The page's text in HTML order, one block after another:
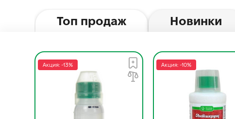
Топ продаж Новинки
Акция: -13% Акция: -10%